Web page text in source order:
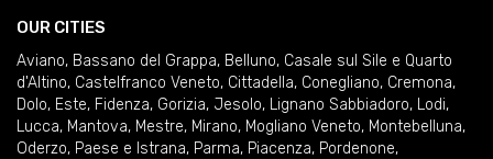
OUR CITIES
Aviano, Bassano del Grappa, Belluno, Casale sul Sile e Quarto
d'Altino, Castelfranco Veneto, Cittadella, Conegliano, Cremona,
Dolo, Este, Fidenza, Gorizia, Jesolo, Lignano Sabbiadoro, Lodi,
Lucca, Mantova, Mestre, Mirano, Mogliano Veneto, Montebelluna,
Oderzo, Paese e Istrana, Parma, Piacenza, Pordenone,